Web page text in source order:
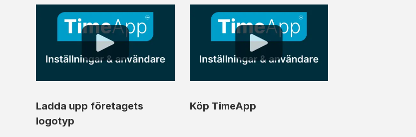
Ladda upp företagets
logotyp
Köp TimeApp